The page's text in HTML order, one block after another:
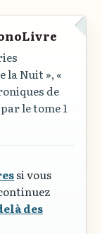
la Nuit »,«
de
le tome 1
si vous
des